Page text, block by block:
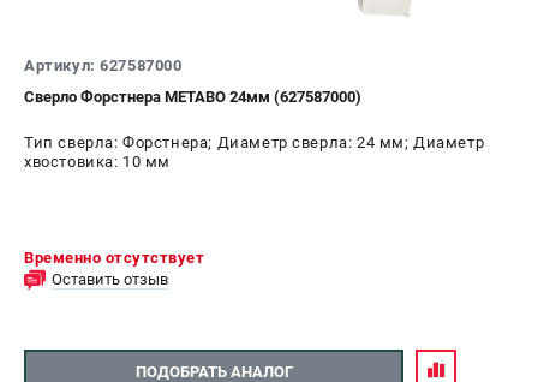
Артикул: 627587000
Сверло Форстнера METABO 24мм (627587000)
Тип сверла: Форстнера; Диаметр сверла: 24 мм; Диаметр
хвостовика: 10 мм
Временно отсутствует
Оставить отзыв
ПОДОБРАТЬ АНАЛОГ